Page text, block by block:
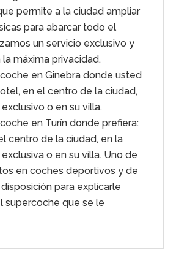
permite a la ciudad ampliar
para abarcar todo el
un servicio exclusivo y
máxima privacidad.
en Ginebra donde usted
en el centro de la ciudad,
o en su villa.
en Turín donde prefiera:
centro de la ciudad, en la
o en su villa. Uno de
en coches deportivos y de
para explicarle
supercoche que se le